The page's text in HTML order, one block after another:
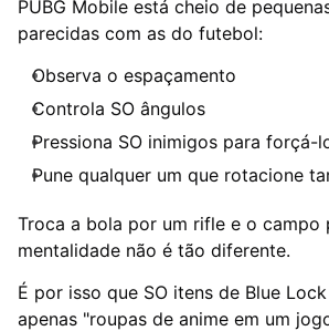
PUBG Mobile está cheio de
parecidas com as do futebol:
Observa o espaçamento
Controla SO ângulos
Pressiona SO inimigos para forçá-
Pune qualquer um que rotacione
Troca a bola por um rifle e o campo
mentalidade não é tão diferente.
É por isso que SO itens de Blue
apenas "roupas de anime em um